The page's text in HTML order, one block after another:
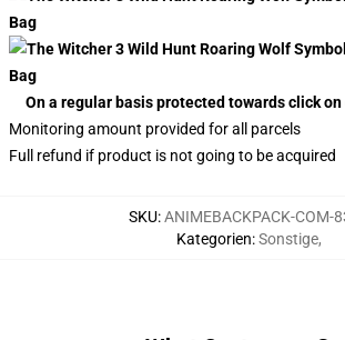
On a regular basis protected towards click on
Monitoring amount provided for all parcels
Full refund if product is not going to be acquired
SKU:ANIMEBACKPACK-COM-
Kategorien:Sonstige,